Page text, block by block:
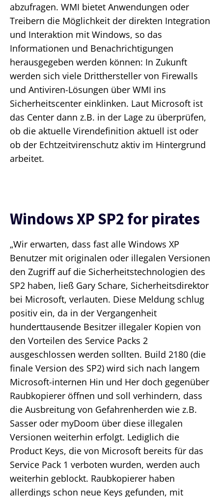
abzufragen. WMI bietet Anwendungen oder
Treibern die Möglichkeit der direkten Integration
und Interaktion mit Windows, so das
Informationen und Benachrichtigungen
herausgegeben werden können: In Zukunft
werden sich viele Dritthersteller von Firewalls
und Antiviren-Lösungen über WMI ins
Sicherheitscenter einklinken. Laut Microsoft ist
das Center dann z.B. in der Lage zu überprüfen,
ob die aktuelle Virendefinition aktuell ist oder
ob der Echtzeitvirenschutz aktiv im Hintergrund
arbeitet.
Windows XP SP2 for pirates
„Wir erwarten, dass fast alle Windows XP
Benutzer mit originalen oder illegalen Versionen
den Zugriff auf die Sicherheitstechnologien des
SP2 haben, ließ Gary Schare, Sicherheitsdirektor
bei Microsoft, verlauten. Diese Meldung schlug
positiv ein, da in der Vergangenheit
hunderttausende Besitzer illegaler Kopien von
den Vorteilen des Service Packs 2
ausgeschlossen werden sollten. Build 2180 (die
finale Version des SP2) wird sich nach langem
Microsoft-internen Hin und Her doch gegenüber
Raubkopierer öffnen und soll verhindern, dass
die Ausbreitung von Gefahrenherden wie z.B.
Sasser oder myDoom über diese illegalen
Versionen weiterhin erfolgt. Lediglich die
Product Keys, die von Microsoft bereits für das
Service Pack 1 verboten wurden, werden auch
weiterhin geblockt. Raubkopierer haben
allerdings schon neue Keys gefunden, mit